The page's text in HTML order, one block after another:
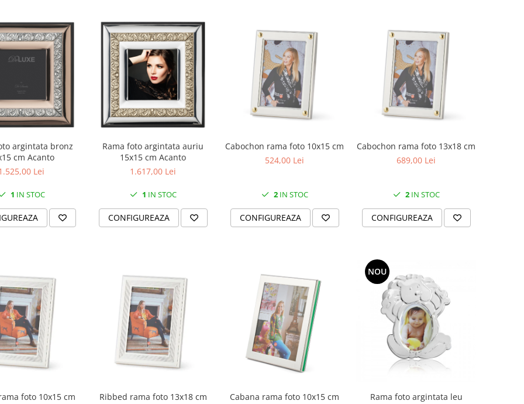
argintata bronz
cm Acanto
Lei
1 IN STOC
Rama foto argintata auriu
15x15 cm Acanto
1.617,00 Lei
1 IN STOC
CONFIGUREAZA
Cabochon rama foto 10x15 cm
524,00 Lei
2IN STOC
CONFIGUREAZA
Cabochon rama foto 13x18 cm
689,00 Lei
2IN STOC
CONFIGUREAZA
foto 10x15 cm
Ribbed rama foto 13x18 cm
Cabana rama foto 10x15 cm
NOU
Rama foto argintata leu